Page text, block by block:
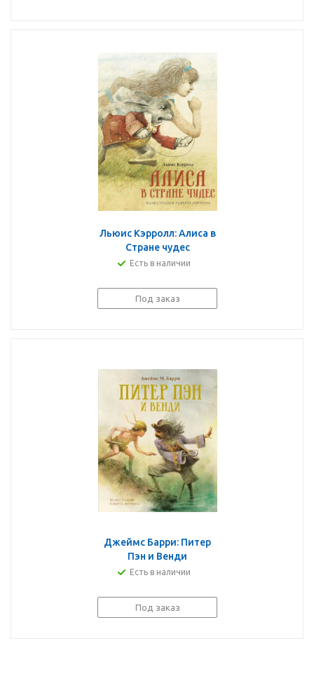
Льюис Кэрролл: Алиса в
Стране чудес
Есть в наличии
Под заказ
Джеймс Барри: Питер
Пэн и Венди
Есть в наличии
Под заказ